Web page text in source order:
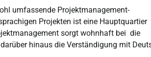
umfassende Projektmanagement-
Projekten ist eine Hauptquartier
sorgt wohnhaft bei die
hinaus die Verständigung mit